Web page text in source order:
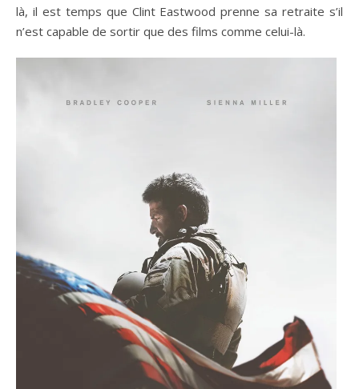
là, il est temps que Clint Eastwood prenne sa retraite s’il
n’est capable de sortir que des films comme celui-là.